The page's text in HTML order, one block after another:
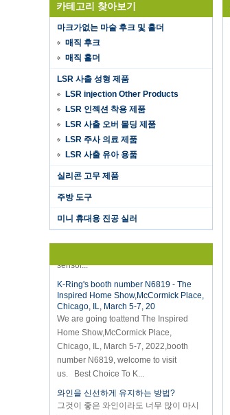
카테고리 찾아보기
마크가없는 마술 후크 및 홀더
매직 후크
매직 홀더
LSR 사출 성형 제품
LSR injection Other Products
LSR 인젝션 착용 제품
LSR 사출 오버 몰딩 제품
LSR 주사 의료 제품
LSR 사출 유아 용품
실리콘 고무 제품
주방 도구
미니 휴대용 진공 실러
Hot selling products
Hot selling products :portable mini
vacuum sealer 1) For the vacuum
sealer, we have two versions, updated
Inspired Home Show,McCormick Place,
Chicago, IL, March 5-7, 20
We are going toattend The Inspired
Home Show,McCormick Place,
Chicago, IL, March 5-7, 2022,booth
number N6819, welcome to visit
us. Best Choice To K...
그것이 좋은 와인이라도 너무 많이 마시
지 마십시오.와인을 신선하게 유지하는